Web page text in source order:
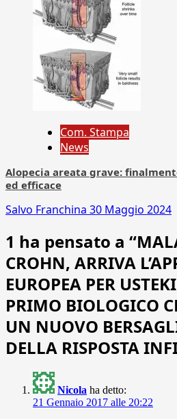
Com. Stampa
News
Alopecia areata grave:
ed efficace
Salvo Franchina 30 Maggio 2024
1 ha pensato a “
CROHN, ARRIVA
EUROPEA PER
PRIMO BIOLOGICO
UN NUOVO
DELLA RISPOSTA
Nicola ha detto:
21 Gennaio 2017 alle 20:22